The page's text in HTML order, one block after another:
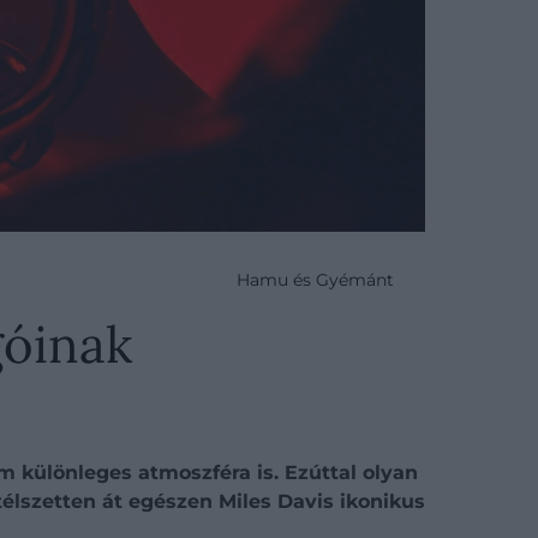
Hamu és Gyémánt
különleges atmoszféra is. Ezúttal olyan
át egészen Miles Davis ikonikus